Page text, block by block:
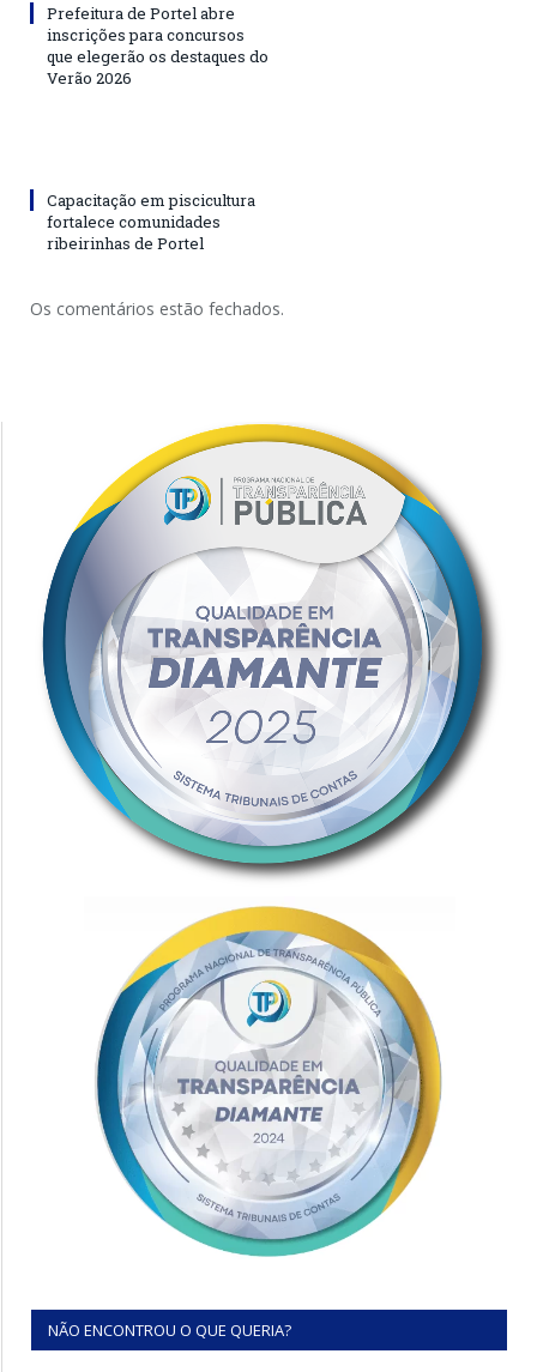
Prefeitura de Portel abre
inscrições para concursos
que elegerão os destaques do
Verão 2026
Capacitação em piscicultura
fortalece comunidades
ribeirinhas de Portel
Os comentários estão fechados.
NÃO ENCONTROU O QUE QUERIA?